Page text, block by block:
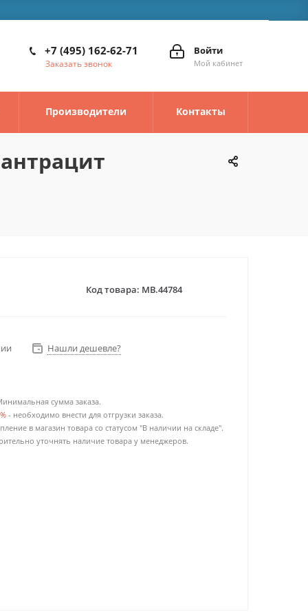
Войти
Мой кабинет
+7 (495) 162-62-71
Заказать звонок
Производители Контакты
Код товара: MB.44784
Нашли дешевле?
сумма заказа.
- необходимо внести для отгрузки заказа.
в магазин товара со статусом "В наличии на складе".
уточнять наличие товара у менеджеров.